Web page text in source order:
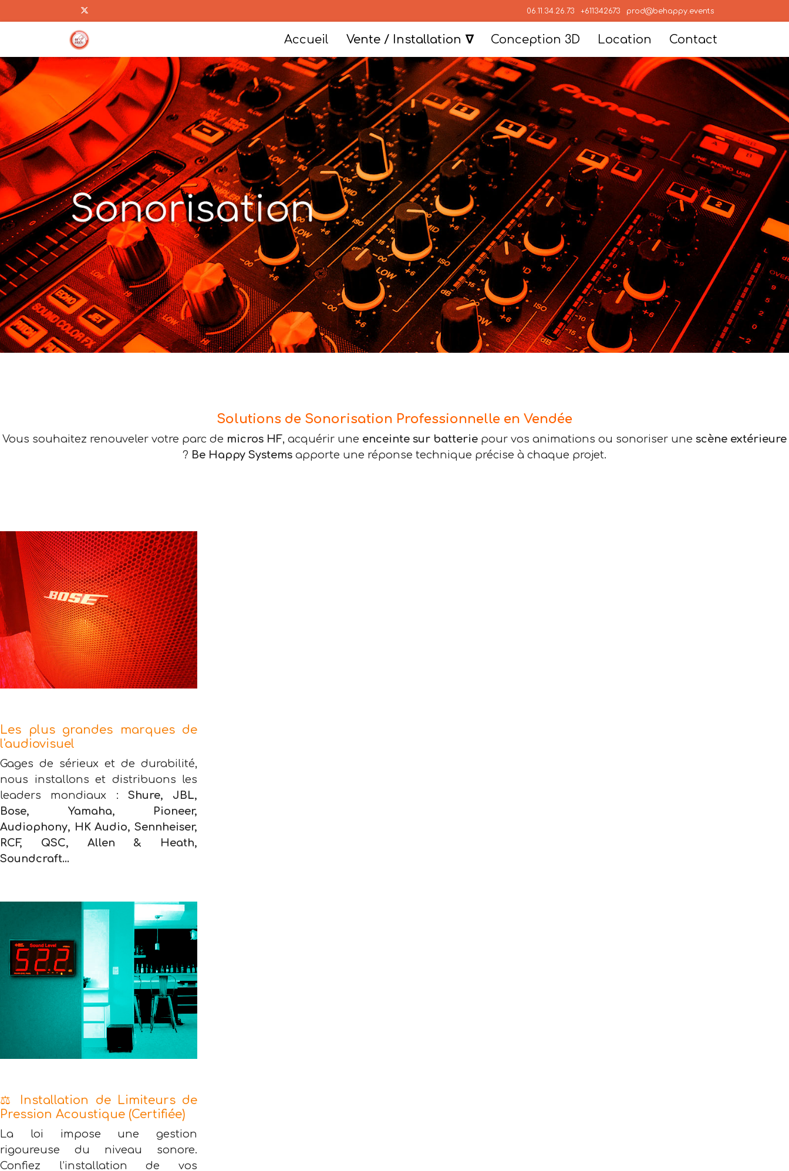
06.11.34.26.73 +611342673 prod@behappy.events
Accueil Vente / Installation Conception 3D Location Contact
Solutions de Sonorisation Professionnelle en Vendée
Vous souhaitez renouveler votre parc de micros HF, acquérir une enceinte sur batterie pour vos animations ou sonoriser une scène extérieure
? Be Happy Systems apporte une réponse technique précise à chaque projet.
Les plus grandes marques de
l'audiovisuel
Gages de sérieux et de durabilité,
nous installons et distribuons les
leaders mondiaux : Shure, JBL,
Bose, Yamaha, Pioneer,
Audiophony, HK Audio, Sennheiser,
RCF, QSC, Allen & Heath,
Soundcraft...
⚖️ Installation de Limiteurs de
Pression Acoustique (Certifiée)
La loi impose une gestion
rigoureuse du niveau sonore.
Confiez l’installation de vos